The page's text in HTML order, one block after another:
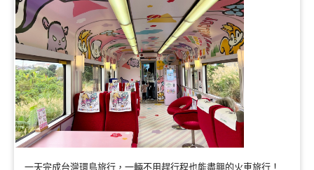
一天完成台灣環島旅行，一輛不用趕行程也能盡興的火車旅行！